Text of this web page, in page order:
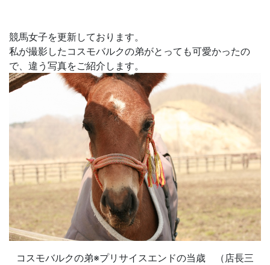
競馬女子を更新しております。
私が撮影したコスモバルクの弟がとっても可愛かったの
で、違う写真をご紹介します。
コスモバルクの弟※プリサイスエンドの当歳 （店長三